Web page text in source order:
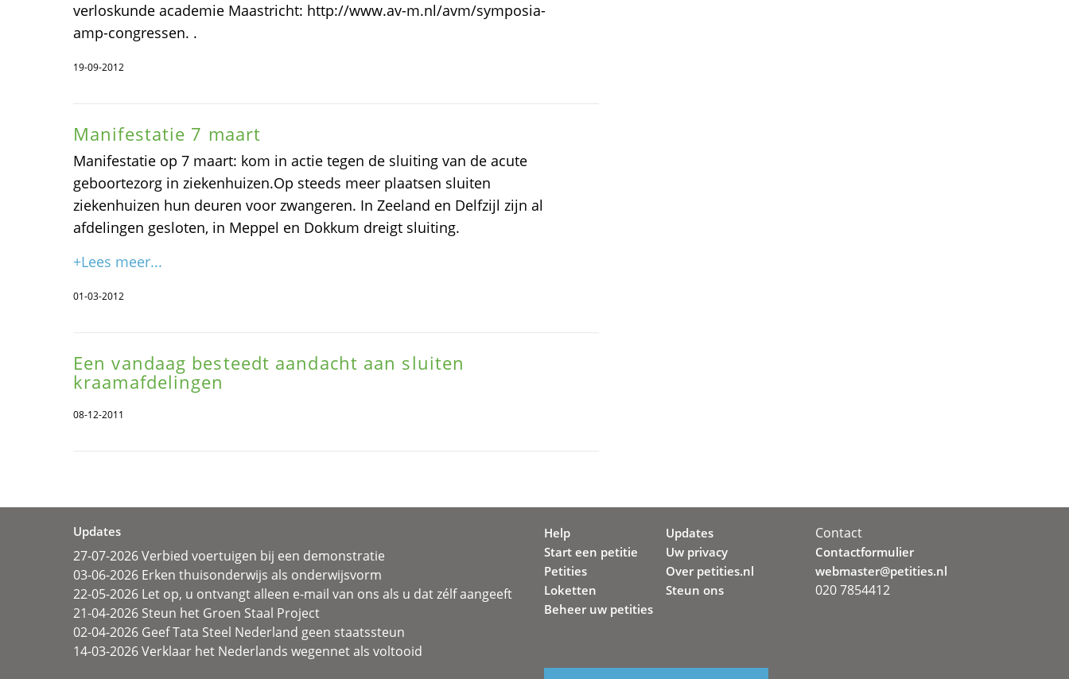
verloskunde academie Maastricht: http://www.av-m.nl/avm/symposia-
amp-congressen. .
19-09-2012
Manifestatie 7 maart
Manifestatie op 7 maart: kom in actie tegen de sluiting van de acute
geboortezorg in ziekenhuizen.Op steeds meer plaatsen sluiten
ziekenhuizen hun deuren voor zwangeren. In Zeeland en Delfzijl zijn al
afdelingen gesloten, in Meppel en Dokkum dreigt sluiting.
+Lees meer...
01-03-2012
Een vandaag besteedt aandacht aan sluiten
kraamafdelingen
08-12-2011
Updates
27-07-2026 Verbied voertuigen bij een demonstratie
03-06-2026 Erken thuisonderwijs als onderwijsvorm
22-05-2026 Let op, u ontvangt alleen e-mail van ons als u dat zélf aangeeft
21-04-2026 Steun het Groen Staal Project
02-04-2026 Geef Tata Steel Nederland geen staatssteun
14-03-2026 Verklaar het Nederlands wegennet als voltooid
Help
Start een petitie
Petities
Loketten
Beheer uw petities
Updates
Uw privacy
Over petities.nl
Steun ons
Contact
Contactformulier
webmaster@petities.nl
020 7854412